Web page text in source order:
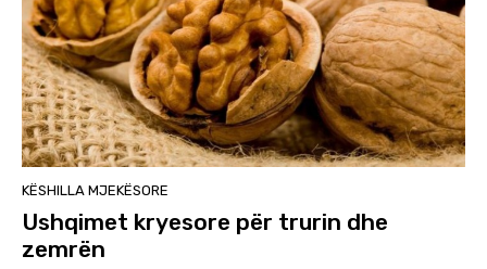
KËSHILLA MJEKËSORE
Ushqimet kryesore për trurin dhe
zemrën